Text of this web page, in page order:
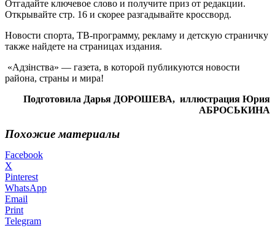
Отгадайте ключевое слово и получите приз от редакции.
Открывайте стр. 16 и скорее разгадывайте кроссворд.
Новости спорта, ТВ-программу, рекламу и детскую страничку
также найдете на страницах издания.
«Адзінства» — газета, в которой публикуются новости
района, страны и мира!
Подготовила Дарья ДОРОШЕВА, иллюстрация Юрия
АБРОСЬКИНА
Похожие материалы
Facebook
X
Pinterest
WhatsApp
Email
Print
Telegram